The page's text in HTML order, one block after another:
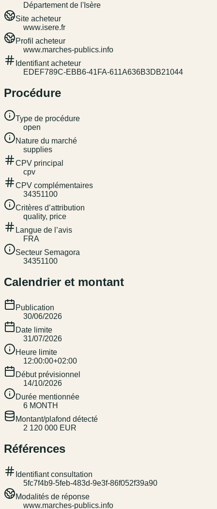
Département de l'Isère
Site acheteur
www.isere.fr
Profil acheteur
www.marches-publics.info
Identifiant acheteur
EDEF789C-EBB6-41FA-611A636B3DB21044
Procédure
Type de procédure
open
Nature du marché
supplies
CPV principal
cpv
CPV complémentaires
34351100
Critères d’attribution
quality, price
Langue de l’avis
FRA
Secteur Semagora
34351100
Calendrier et montant
Publication
30/06/2026
Date limite
31/07/2026
Heure limite
12:00:00+02:00
Début prévisionnel
14/10/2026
Durée mentionnée
6 MONTH
Montant/plafond détecté
2 120 000 EUR
Références
Identifiant consultation
5fc7f4b9-5feb-483d-9e3f-86f052f39a90
Modalités de réponse
www.marches-publics.info